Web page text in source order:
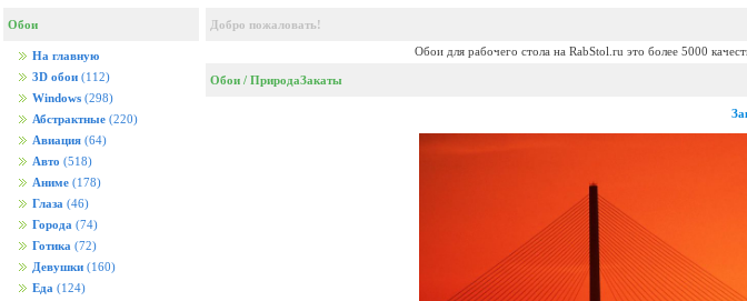
Обои
На главную
3D обои (112)
Windows (298)
Абстрактные (220)
Авиация (64)
Авто (518)
Аниме (178)
Глаза (46)
Города (74)
Готика (72)
Девушки (160)
Еда (124)
Добро пожаловать!
Обои для рабочего стола на RabStol.ru это более 5000
Обои / ПриродаЗакаты